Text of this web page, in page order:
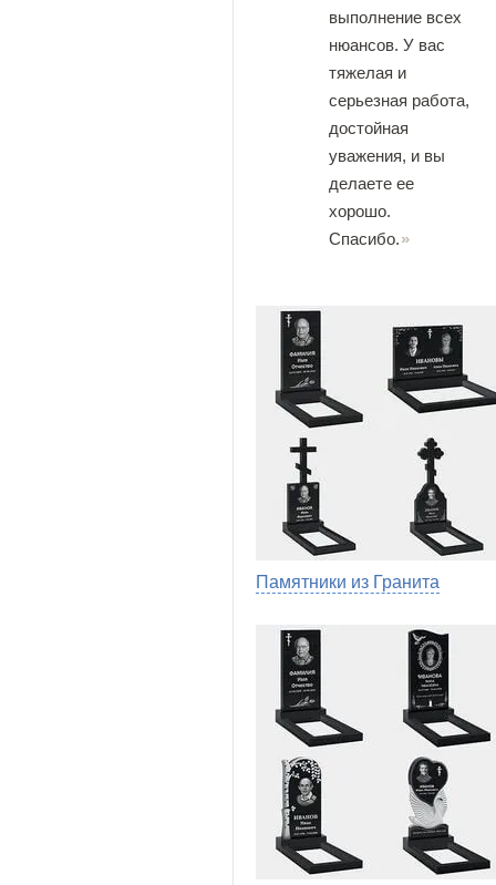
выполнение всех
нюансов. У вас
тяжелая и
серьезная работа,
достойная
уважения, и вы
делаете ее
хорошо.
Спасибо.
Памятники из Гранита